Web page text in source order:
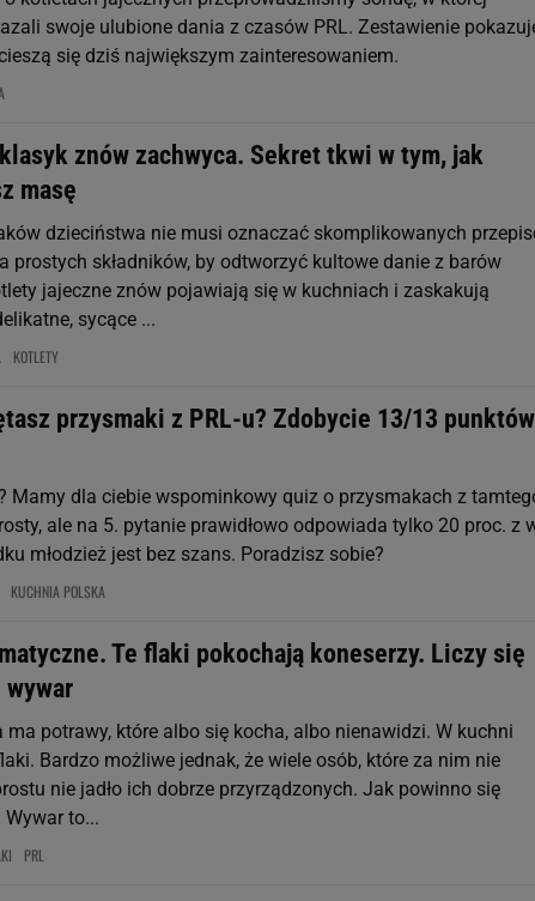
swoje ulubione dania z czasów PRL. Zestawienie
się dziś największym zainteresowaniem.
znów zachwyca. Sekret tkwi w tym, jak
masę
dzieciństwa nie musi oznaczać skomplikowanych
prostych składników, by odtworzyć kultowe danie z barów
jajeczne znów pojawiają się w kuchniach i zaskakują
sycące ...
KOTLETY
przysmaki z PRL-u? Zdobycie 13/13
Mamy dla ciebie wspominkowy quiz o przysmakach z
ale na 5. pytanie prawidłowo odpowiada tylko 20 proc. z
młodzież jest bez szans. Poradzisz sobie?
KUCHNIA POLSKA
Te flaki pokochają koneserzy. Liczy się
ma potrawy, które albo się kocha, albo nienawidzi. W kuchni
Bardzo możliwe jednak, że wiele osób, które za nim nie
nie jadło ich dobrze przyrządzonych. Jak powinno się
to...
PRL